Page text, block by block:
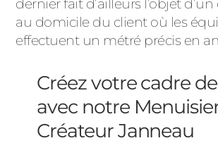
dernier fait d’ailleurs l’objet
au domicile du client où les
effectuent un métré précis en
Créez votre cadre
avec notre
Créateur Janneau